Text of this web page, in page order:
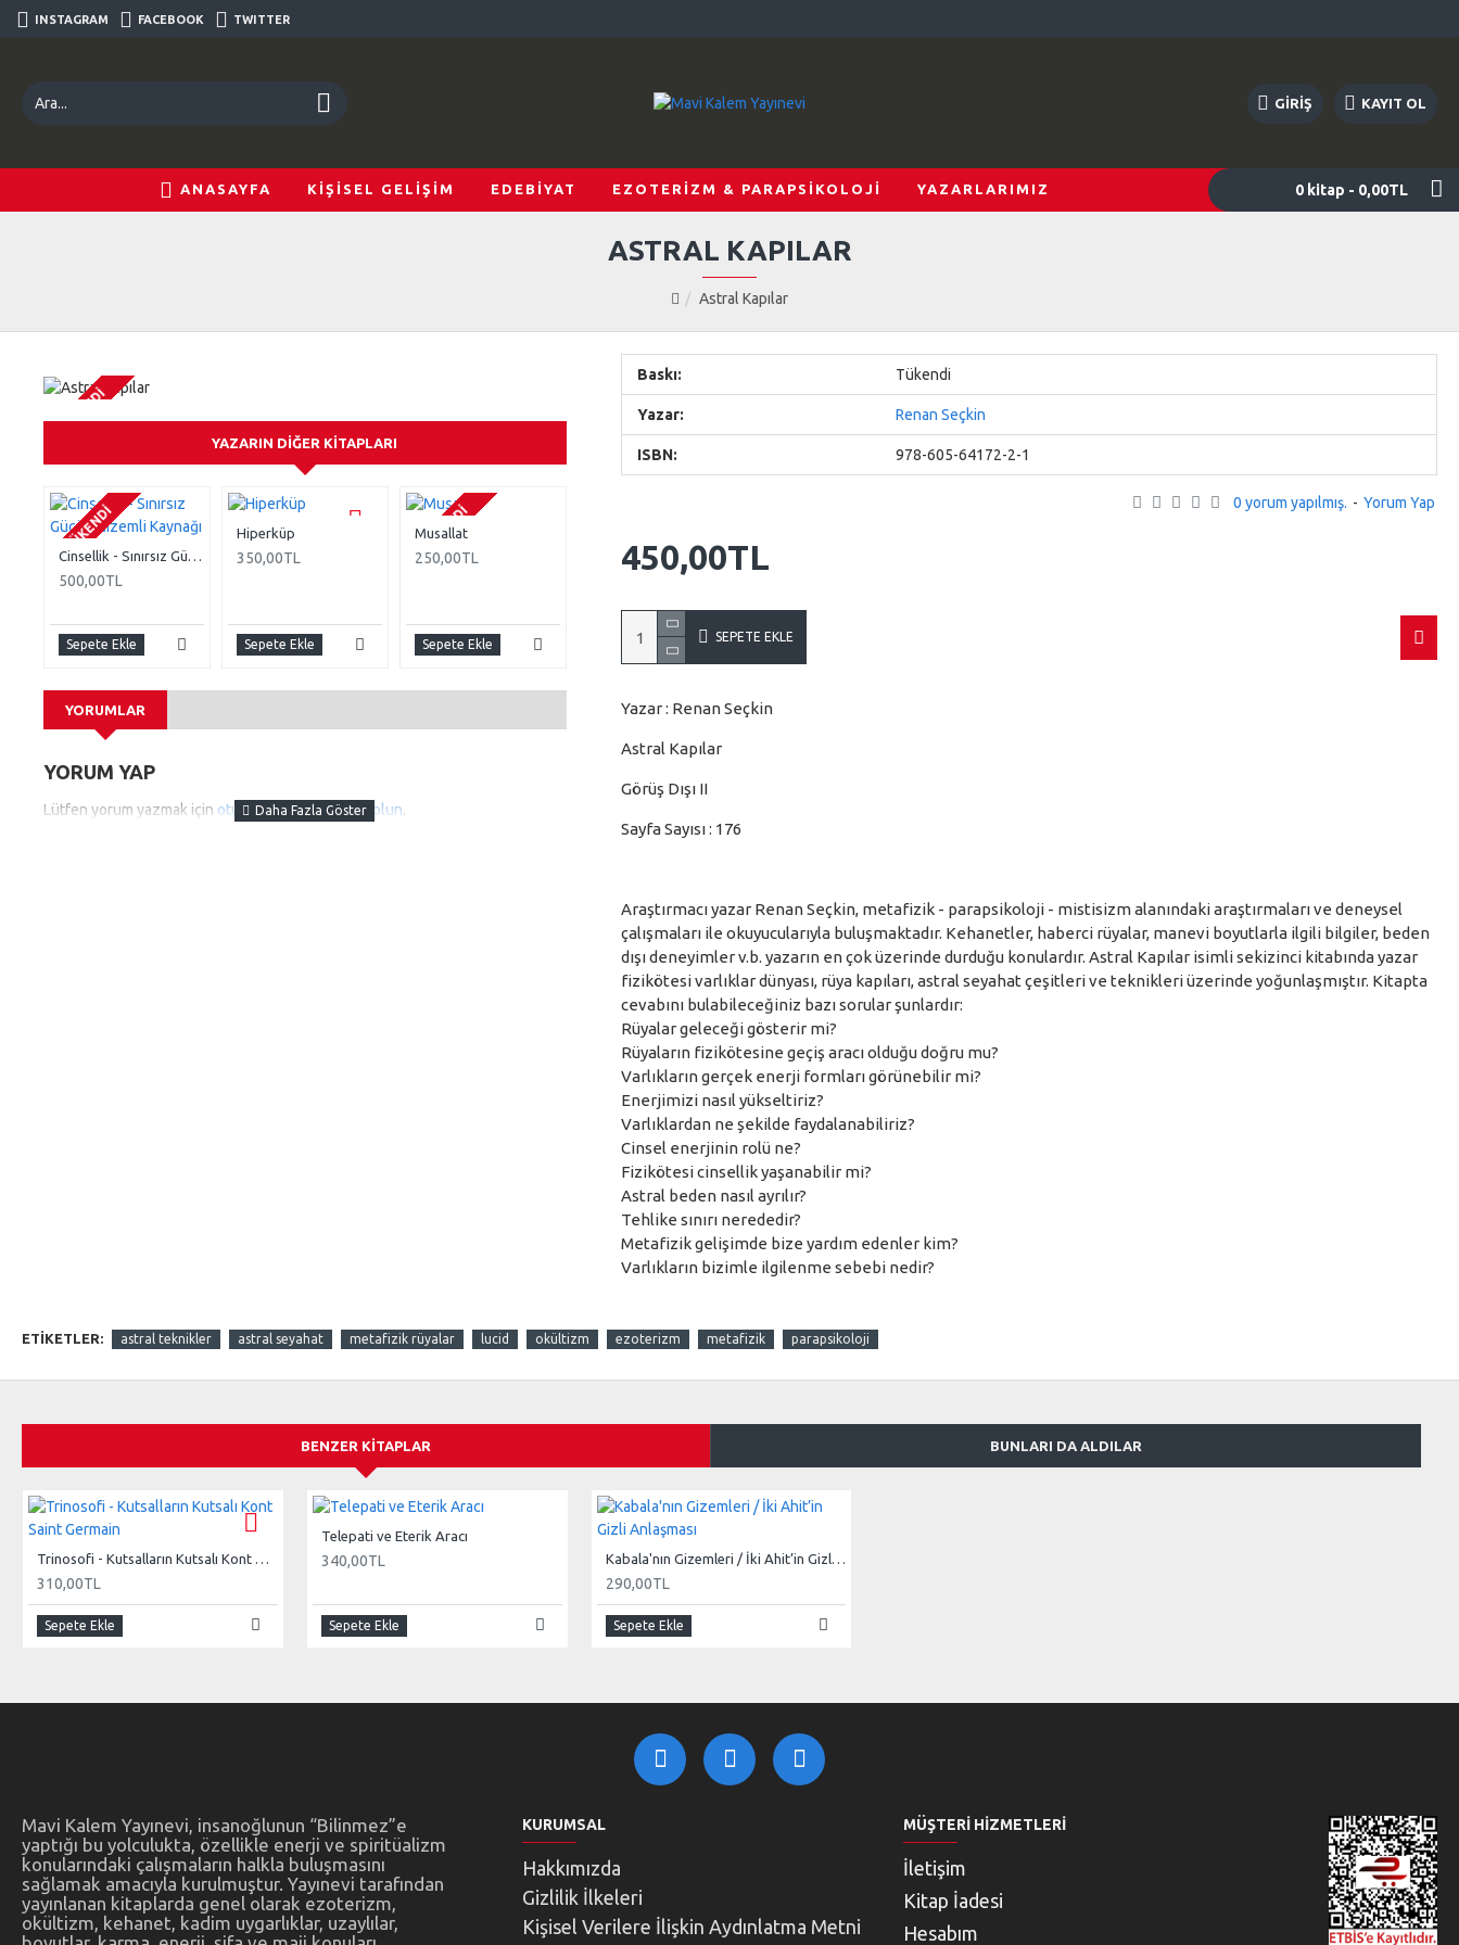
INSTAGRAM FACEBOOK TWITTER
GIRIŞ KAYIT OL
ANASAYFA KİŞİSEL GELİŞİM EDEBİYAT EZOTERİZM & PARAPSİKOLOJİ YAZARLARIMIZ 0 kitap - 0,00TL
Astral Kapılar
ASTRAL KAPILAR
TÜKENDI
YAZARIN DIĞER KITAPLARI
TÜKENDI Cinsellik - Sınırsız Gücün Gizemli Kaynağı
500,00TL
Sepete Ekle
Hiperküp
350,00TL
Sepete Ekle
TÜKENDI
Musallat
250,00TL
Sepete Ekle
Astral Teknikler ve Beden Dışı Deneyimler
Sepete Ekle Sepete Ekle
YORUMLAR
YORUM YAP
Lütfen yorum yazmak için oturum açınya dakayıt olun.
Baskı: Tükendi
Yazar: Renan Seçkin
ISBN: 978-605-64172-2-1
0 yorum yapılmış. - Yorum Yap
450,00TL
SEPETE EKLE
Yazar : Renan Seçkin
Astral Kapılar
Görüş Dışı II
Sayfa Sayısı : 176
Araştırmacı yazar Renan Seçkin, metafizik - parapsikoloji - mistisizm alanındaki araştırmaları ve deneysel
çalışmaları ile okuyucularıyla buluşmaktadır. Kehanetler, haberci rüyalar, manevi boyutlarla ilgili bilgiler, beden
dışı deneyimler v.b. yazarın en çok üzerinde durduğu konulardır. Astral Kapılar isimli sekizinci kitabında yazar
fizikötesi varlıklar dünyası, rüya kapıları, astral seyahat çeşitleri ve teknikleri üzerinde yoğunlaşmıştır. Kitapta
cevabını bulabileceğiniz bazı sorular şunlardır:
Rüyalar geleceği gösterir mi?
Rüyaların fizikötesine geçiş aracı olduğu doğru mu?
Varlıkların gerçek enerji formları görünebilir mi?
Enerjimizi nasıl yükseltiriz?
Varlıklardan ne şekilde faydalanabiliriz?
Cinsel enerjinin rolü ne?
Fizikötesi cinsellik yaşanabilir mi?
Astral beden nasıl ayrılır?
Tehlike sınırı nerededir?
Metafizik gelişimde bize yardım edenler kim?
Varlıkların bizimle ilgilenme sebebi nedir?
ETIKETLER: astral teknikler astral seyahat metafizik rüyalar lucid okültizm ezoterizm metafizik parapsikoloji
BENZER KITAPLAR BUNLARI DA ALDILAR
Trinosofi - Kutsalların Kutsalı Kont Saint Germain
310,00TL
Sepete Ekle
Telepati ve Eterik Aracı
340,00TL
Sepete Ekle
Kabala'nın Gizemleri / İki Ahit’in Gizli Anlaşması
290,00TL
Sepete Ekle
Mavi Kalem Yayınevi, insanoğlunun “Bilinmez”e
yaptığı bu yolculukta, özellikle enerji ve spiritüalizm
konularındaki çalışmaların halkla buluşmasını
sağlamak amacıyla kurulmuştur. Yayınevi tarafından
yayınlanan kitaplarda genel olarak ezoterizm,
okültizm, kehanet, kadim uygarlıklar, uzaylılar,
KURUMSAL
Hakkımızda
Gizlilik İlkeleri
Kişisel Verilere İlişkin Aydınlatma Metni
MÜŞTERI HIZMETLERI
İletişim
Kitap İadesi
Hesabım